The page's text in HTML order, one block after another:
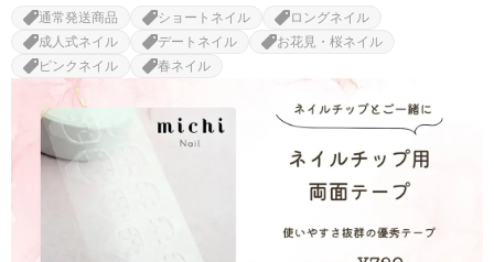
通常発送商品 ショートネイル
ロングネイル
成人式ネイル
デートネイル
お花見・桜ネイル
ピンクネイル
春ネイル